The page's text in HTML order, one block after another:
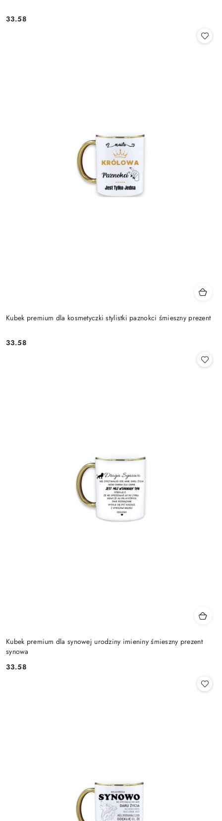
Cena:
33.58
Kubek premium dla kosmetyczki stylistki paznokci śmieszny prezent
Cena:
33.58
Kubek premium dla synowej urodziny imieniny śmieszny prezent
synowa
Cena:
33.58